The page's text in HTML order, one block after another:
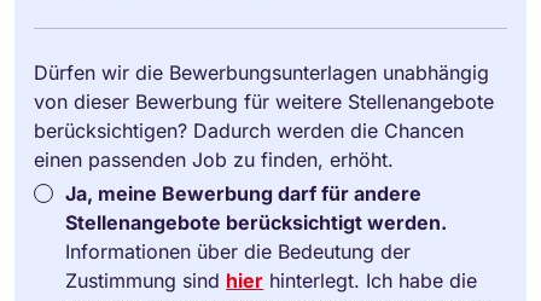
Dürfen wir die Bewerbungsunterlagen unabhängig
von dieser Bewerbung für weitere Stellenangebote
berücksichtigen? Dadurch werden die Chancen
einen passenden Job zu finden, erhöht.
Ja, meine Bewerbung darf für andere
Stellenangebote berücksichtigt werden.
Informationen über die Bedeutung der
Zustimmung sind hier hinterlegt. Ich habe die